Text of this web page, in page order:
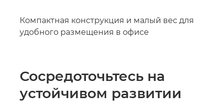
Компактная конструкция и малый вес для
удобного размещения в офисе
Сосредоточьтесь на
устойчивом развитии